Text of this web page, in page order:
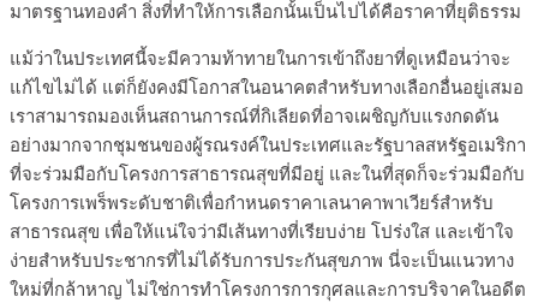
มาตรฐานทองคำ สิ่งที่ทำให้การเลือกนั้นเป็นไปได้คือราคาที่ยุติธรรม
แม้ว่าในประเทศนี้จะมีความท้าทายในการเข้าถึงยาที่ดูเหมือนว่าจะ
แก้ไขไม่ได้ แต่ก็ยังคงมีโอกาสในอนาคตสำหรับทางเลือกอื่นอยู่เสมอ
เราสามารถมองเห็นสถานการณ์ที่กิเลียดที่อาจเผชิญกับแรงกดดัน
อย่างมากจากชุมชนของผู้รณรงค์ในประเทศและรัฐบาลสหรัฐอเมริกา
ที่จะร่วมมือกับโครงการสาธารณสุขที่มีอยู่ และในที่สุดก็จะร่วมมือกับ
โครงการเพร็พระดับชาติเพื่อกำหนดราคาเลนาคาพาเวียร์สำหรับ
สาธารณสุข เพื่อให้แน่ใจว่ามีเส้นทางที่เรียบง่าย โปร่งใส และเข้าใจ
ง่ายสำหรับประชากรที่ไม่ได้รับการประกันสุขภาพ นี่จะเป็นแนวทาง
ใหม่ที่กล้าหาญ ไม่ใช่การทำโครงการการกุศลและการบริจาคในอดีต